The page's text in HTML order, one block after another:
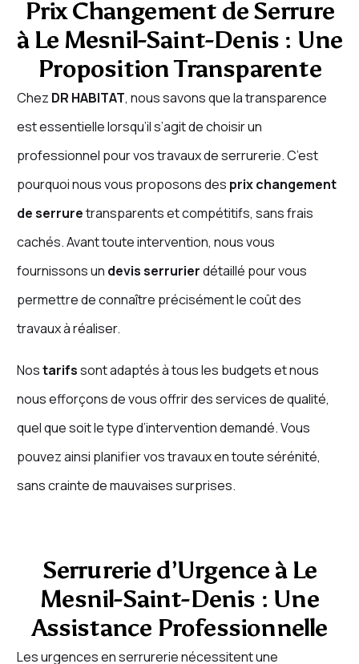
Prix Changement de Serrure
à Le Mesnil-Saint-Denis : Une
Proposition Transparente
Chez DR HABITAT, nous savons que la transparence
est essentielle lorsqu’il s’agit de choisir un
professionnel pour vos travaux de serrurerie. C’est
pourquoi nous vous proposons des prix changement
de serruretransparents et compétitifs, sans frais
cachés. Avant toute intervention, nous vous
fournissons un devis serrurierdétaillé pour vous
permettre de connaître précisément le coût des
travaux à réaliser.
Nostarifssont adaptés à tous les budgets et nous
nous efforçons de vous offrir des services de qualité,
quel que soit le type d’intervention demandé. Vous
pouvez ainsi planifier vos travaux en toute sérénité,
sans crainte de mauvaises surprises.
Serrurerie d’Urgence à Le
Mesnil-Saint-Denis : Une
Assistance Professionnelle
Les urgences en serrurerie nécessitent une